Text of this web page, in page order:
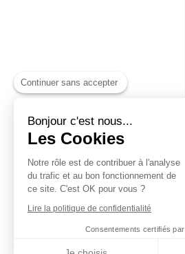
Continuer sans accepter
Bonjour c'est nous...
Les Cookies
Notre rôle est de contribuer à l'analyse
du trafic et au bon fonctionnement de
ce site. C'est OK pour vous ?
Lire la politique de confidentialité
Consentements certifiés par